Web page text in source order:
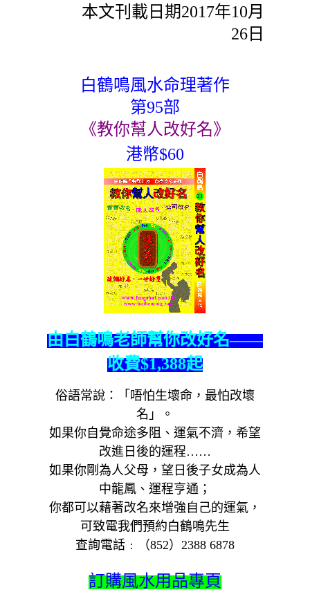
本文刊載日期2017年10月
26日
白鶴鳴風水命理著作
第95部
《教你幫人改好名》
港幣$60
由白鶴鳴老師幫你改好名——
收費$1,388起
俗語常說：「唔怕生壞命，最怕改壞
名」。
如果你自覺命途多阻、運氣不濟，希望
改進日後的運程……
如果你剛為人父母，望日後子女成為人
中龍鳳、運程亨通；
你都可以藉著改名來增強自己的運氣，
可致電我們預約白鶴鳴先生
查詢電話﹕（852）2388 6878
訂購風水用品專頁